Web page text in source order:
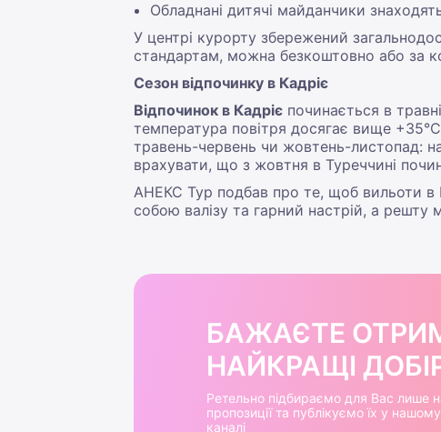
Обладнані дитячі майданчики
У центрі курорту збережений
стандартам, можна безкоштовно або за
Сезон відпочинку в Кадріє
Відпочинок в Кадріє починається в
температура повітря досягає вище
травень-червень чи жовтень-листопад:
врахувати, що з жовтня в Туреччині
АНЕКС Тур подбав про те, щоб вильоти в
собою валізу та гарний настрій, а решту
БАЖАЄТЕ
НАЙКРАЩІ
Ретельно підбираємо для Вас лише
пропозиції та публікуємо їх у
каналі